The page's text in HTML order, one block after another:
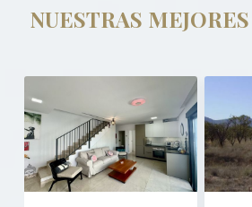
NUESTRAS